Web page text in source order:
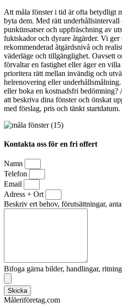
Att måla fönster i tid är ofta betydligt
byta dem. Med rätt
punktinsatser och uppfräschning av
fuktskador och dyrare åtgärder. Vi
rekommenderad åtgärdsnivå och
väderläge och tillgänglighet. Oavsett
förvaltar en fastighet eller äger en
prioritera rätt mellan invändig och
helrenovering eller
eller boka en kostnadsfri
att beskriva dina fönster och önskat
med förslag, pris och tänkt startdatum.
Kontakta oss för en fri offert
Namn
Telefon
Email
Adress + Ort
Beskriv ert behov, förutsättningar,
Bifoga gärna bilder, handlingar,
Skicka
Måleriföretag.com